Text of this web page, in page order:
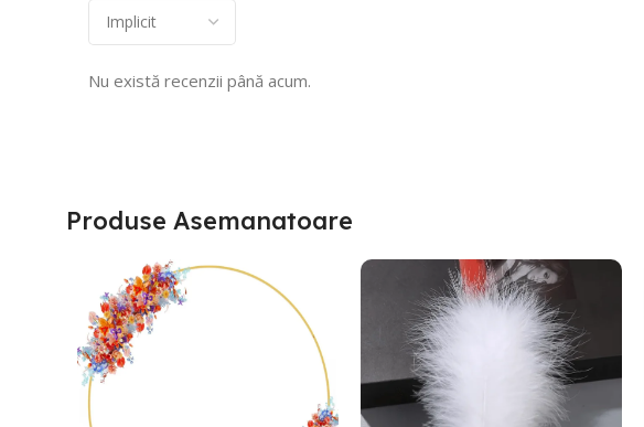
Nu există recenzii până acum.
Produse Asemanatoare